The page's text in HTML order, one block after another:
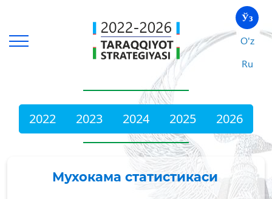
Ўз
O'z
Ru
2022 2023 2024 2025 2026
Мухокама статистикаси